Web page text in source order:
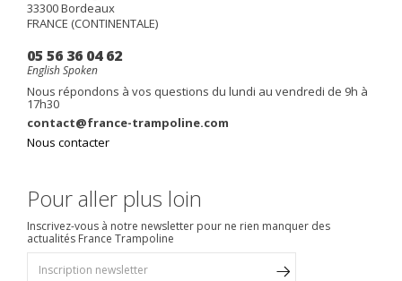
33300Bordeaux
FRANCE (CONTINENTALE)
05 56 36 04 62
English Spoken
Nous répondons à vos questions du lundi au vendredi de 9h à
17h30
contact@france-trampoline.com
Nous contacter
Pour aller plus loin
Inscrivez-vous à notre newsletter pour ne rien manquer des
actualités France Trampoline